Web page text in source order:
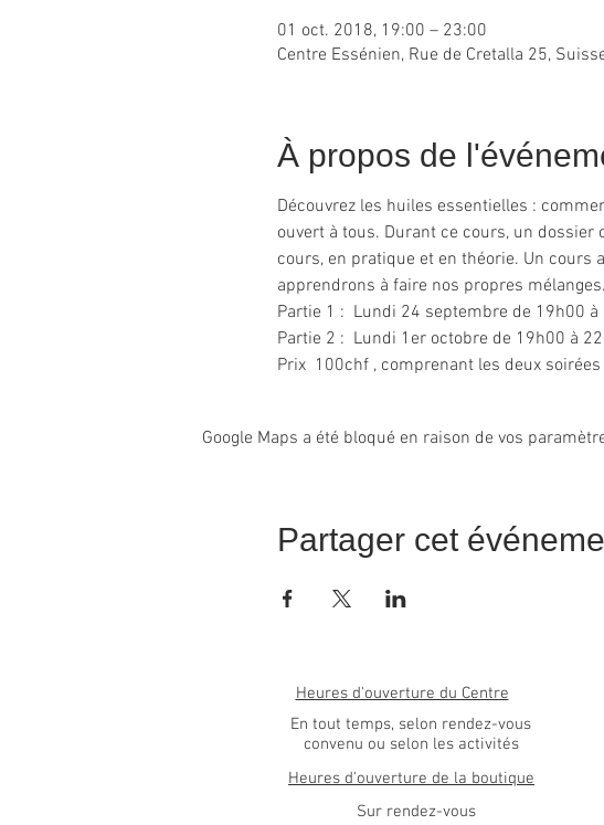
01 oct. 2018, 19:00 – 23:00
Centre Essénien, Rue de Cretalla 25,
À propos de
Découvrez les huiles essentielles :
ouvert à tous. Durant ce cours, un
cours, en pratique et en théorie. Un
apprendrons à faire nos propres mélanges.
Partie 1 :  Lundi 24 septembre de 19h00 à
Partie 2 :  Lundi 1er octobre de 19h00 à
Prix  100chf , comprenant les deux
Google Maps a été bloqué en raison de vos
Partager cet
Heures d'ouverture du Centre
En tout temps, selon rendez-vous
convenu ou selon les activités
Heures d'ouverture de la boutique
Sur rendez-vous